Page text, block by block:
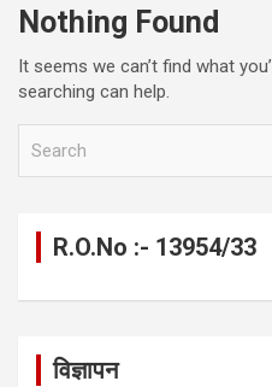
Nothing Found
It seems we can’t find what
searching can help.
R.O.No :- 13954/33
विज्ञापन